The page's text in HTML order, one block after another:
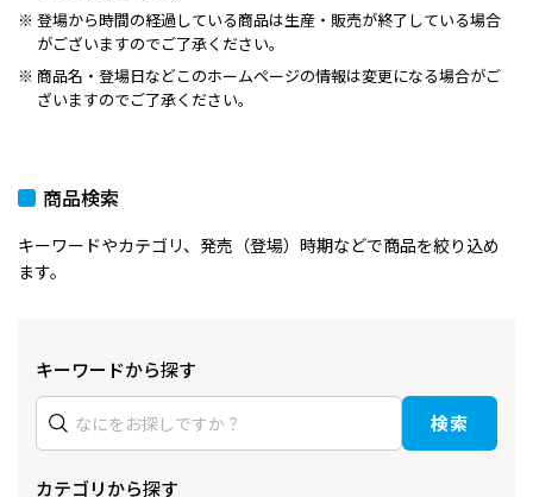
登場から時間の経過している商品は生産・販売が終了している場合
がございますのでご了承ください。
商品名・登場日などこのホームページの情報は変更になる場合がご
ざいますのでご了承ください。
商品検索
キーワードやカテゴリ、発売（登場）時期などで商品を絞り込め
ます。
キーワードから探す
検索
カテゴリから探す